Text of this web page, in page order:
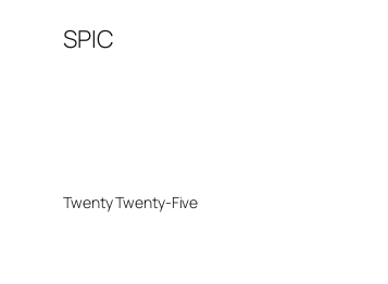
SPIC
Twenty Twenty-Five